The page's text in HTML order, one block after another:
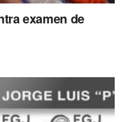
examen de